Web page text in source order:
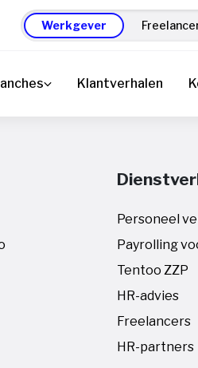
Werkgever
Klantverhalen
Personeel
Payrolling
Tentoo ZZP
HR-advies
Freelancers
HR-partners